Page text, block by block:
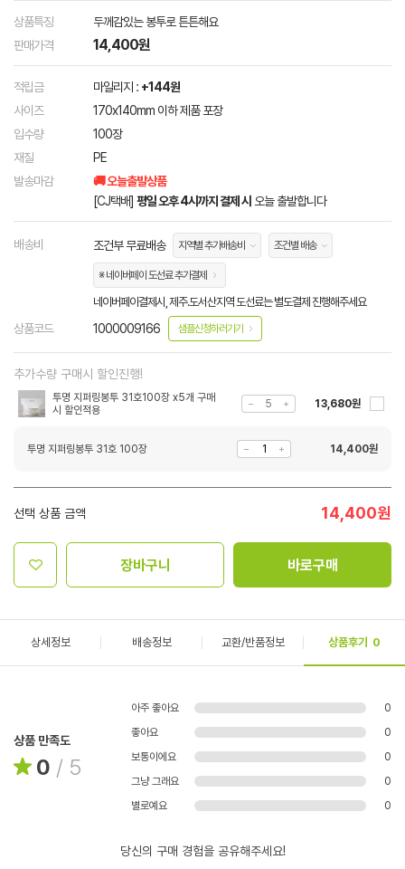
상품특징
두께감있는 봉투로 튼튼해요
판매가격
14,400원
적립금 마일리지 : +144원
사이즈
170x140mm 이하 제품 포장
입수량
100장
재질
PE
발송마감
🚚 오늘출발상품
[CJ택배] 평일 오후 4시까지 결제 시 오늘 출발합니다
배송비 조건부 무료배송 지역별 추가배송비 조건별 배송
※ 네이버페이 도선료 추가결제
네이버페이결제시, 제주.도서산지역 도선료는 별도결제 진행해주세요
상품코드 1000009166 샘플신청하러가기
추가수량 구매시 할인진행!
투명 지퍼링봉투 31호100장 x5개 구매
시 할인적용
13,680원
투명 지퍼링봉투 31호 100장 14,400원
선택 상품 금액 14,400원
장바구니 바로구매
상세정보 배송정보 교환/반품정보 상품후기 0
상품 만족도
0 / 5
아주 좋아요
0
좋아요
0
보통이에요
0
그냥 그래요
0
별로예요
0
당신의 구매 경험을 공유해주세요!